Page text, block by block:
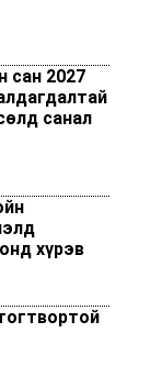
сан 2027
санал
хүрэв